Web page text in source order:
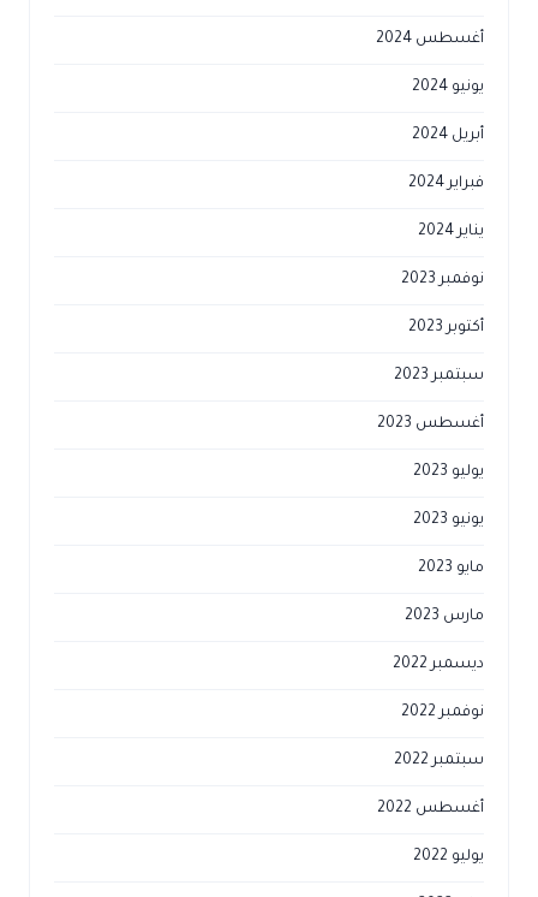
أغسطس 2024
يونيو 2024
أبريل 2024
فبراير 2024
يناير 2024
نوفمبر 2023
أكتوبر 2023
سبتمبر 2023
أغسطس 2023
يوليو 2023
يونيو 2023
مايو 2023
مارس 2023
ديسمبر 2022
نوفمبر 2022
سبتمبر 2022
أغسطس 2022
يوليو 2022